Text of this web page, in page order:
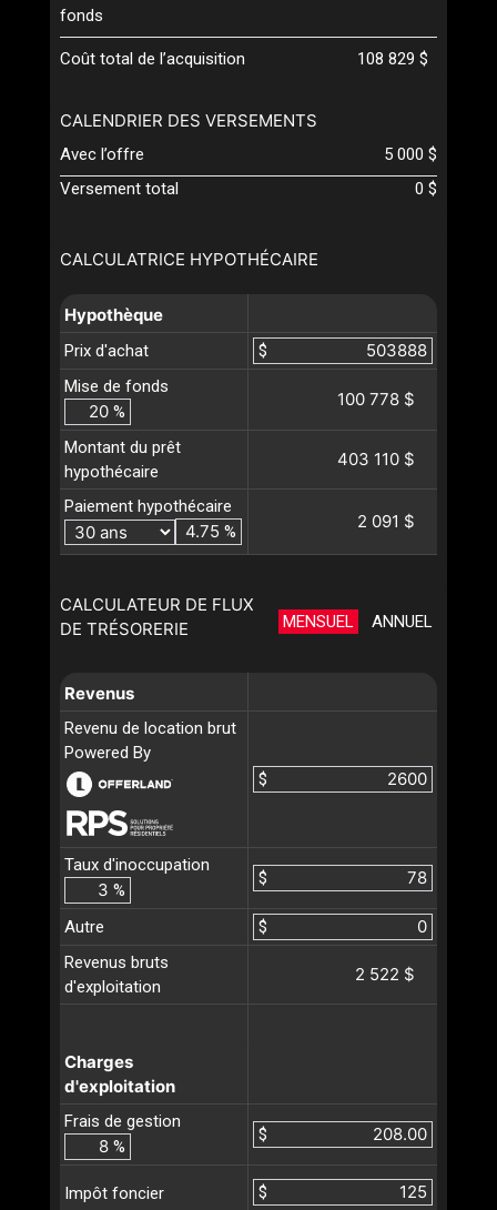
CALCULATRICE HYPOTHÉCAIRE
Hypothèque
Prix d'achat
$
Mise de fonds
%
100 778 $
Montant du prêt
hypothécaire
403 110 $
Paiement hypothécaire
%
2 091 $
CALCULATEUR DE FLUX
DE TRÉSORERIE
MENSUEL ANNUEL
Revenus
Revenu de location brut
Powered By
$
Taux d'inoccupation
%
$
Autre
$
Revenus bruts
d'exploitation
2 522 $
Charges
d'exploitation
Frais de gestion
%
$
Impôt foncier $
fonds
Coût total de l’acquisition 108 829 $
CALENDRIER DES VERSEMENTS
Avec l’offre
5 000 $
Versement total
0 $